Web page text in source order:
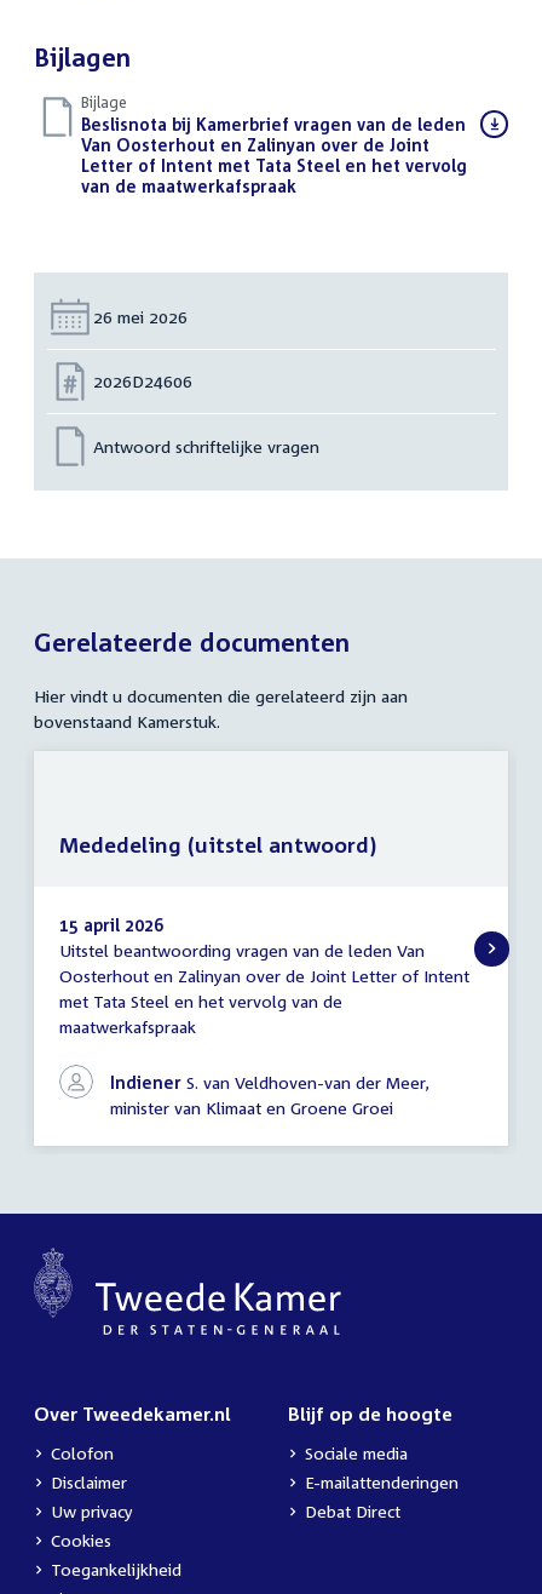
Bijlagen
Bijlage
Download
bestand:
Beslisnota bij Kamerbrief vragen van de leden
Van Oosterhout en Zalinyan over de Joint
Letter of Intent met Tata Steel en het vervolg
van de maatwerkafspraak
Datum:
26 mei 2026
Nummer:
2026D24606
Antwoord schriftelijke vragen
Gerelateerde documenten
Hier vindt u documenten die gerelateerd zijn aan
bovenstaand Kamerstuk.
Mededeling
(uitstel
antwoord)
15 april 2026
Uitstel beantwoording vragen van de leden Van
Oosterhout en Zalinyan over de Joint Letter of Intent
met Tata Steel en het vervolg van de
maatwerkafspraak
Indiener S. van Veldhoven-van der Meer,
minister van Klimaat en Groene Groei
Mededeling (uitstel antwoord)
Over Tweedekamer.nl
Colofon
Disclaimer
Uw privacy
Cookies
Toegankelijkheid
Blijf op de hoogte
Sociale media
E-mailattenderingen
Debat Direct